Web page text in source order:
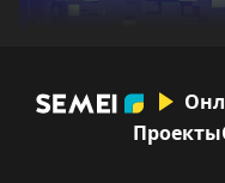
Проекты